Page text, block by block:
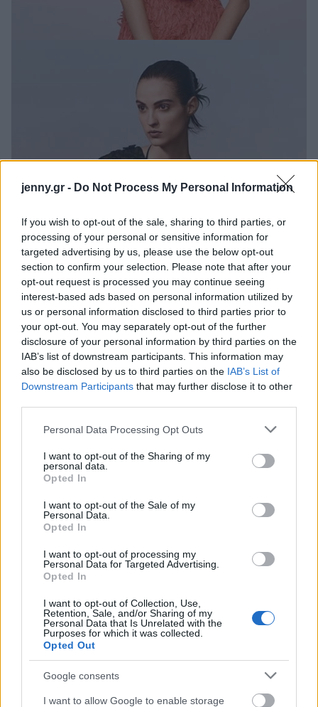
jenny.gr - Do Not Process My Personal Information
If you wish to opt-out of the sale, sharing to third parties, or
processing of your personal or sensitive information for
targeted advertising by us, please use the below opt-out
section to confirm your selection. Please note that after your
opt-out request is processed you may continue seeing
interest-based ads based on personal information utilized by
us or personal information disclosed to third parties prior to
your opt-out. You may separately opt-out of the further
disclosure of your personal information by third parties on the
IAB’s list of downstream participants. This information may
also be disclosed by us to third parties on the IAB’s List of
Downstream Participants that may further disclose it to other
Please note that this website/app uses one or more Google
not limited to your visit or usage behaviour. You may click to
grant or deny consent to Google and its third-party tags to
use your data for below specified purposes in below Google
consent section.
Personal Data Processing Opt Outs
I want to opt-out of the Sharing of my
personal data.
Opted In
I want to opt-out of the Sale of my
Personal Data.
Opted In
I want to opt-out of processing my
Personal Data for Targeted Advertising.
Opted In
I want to opt-out of Collection, Use,
Retention, Sale, and/or Sharing of my
Personal Data that Is Unrelated with the
Purposes for which it was collected.
Opted Out
Google consents
I want to allow Google to enable storage
Φωτογραφίες:@chanelofficial